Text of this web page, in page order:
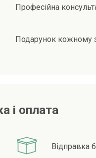
Професійна
Подарунок кожному
і оплата
Відправка